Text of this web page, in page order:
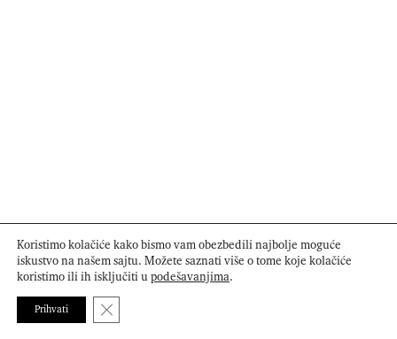
Koristimo kolačiće kako bismo vam obezbedili najbolje moguće
iskustvo na našem sajtu. Možete saznati više o tome koje kolačiće
koristimo ili ih isključiti upodešavanjima.
Prihvati Close GDPR Cookie Banner